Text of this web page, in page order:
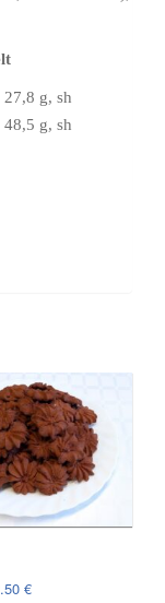
g, sh
g, sh
€Price